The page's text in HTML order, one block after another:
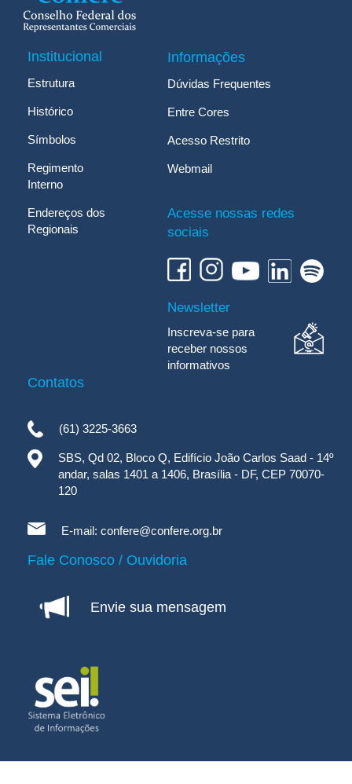
Institucional
Estrutura
Histórico
Símbolos
Regimento
Interno
Endereços dos
Regionais
Informações
Dúvidas Frequentes
Entre Cores
Acesso Restrito
Webmail
Acesse nossas redes
sociais
Newsletter
Inscreva-se para
receber nossos
informativos
Contatos
(61) 3225-3663
SBS, Qd 02, Bloco Q, Edifício João Carlos Saad - 14º
andar, salas 1401 a 1406, Brasília - DF, CEP 70070-
120
E-mail: confere@confere.org.br
Fale Conosco / Ouvidoria
Envie sua mensagem